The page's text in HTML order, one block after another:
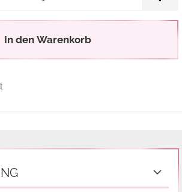
In den Warenkorb